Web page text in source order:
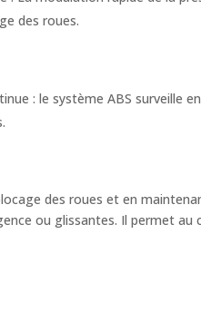
des roues.
: le système ABS surveille
des roues et en
ou glissantes. Il permet